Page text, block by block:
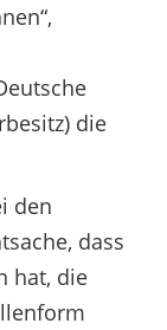
die
den
dass
hat, die